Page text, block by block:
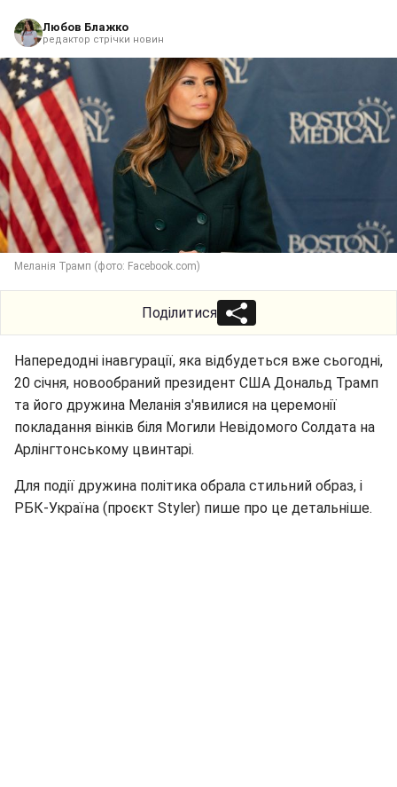
Любов Блажко
редактор стрічки новин
Меланія Трамп (фото: Facebook.com)
Поділитися
Напередодні інавгурації, яка відбудеться вже сьогодні,
20 січня, новообраний президент США Дональд Трамп
та його дружина Меланія з'явилися на церемонії
покладання вінків біля Могили Невідомого Солдата на
Арлінгтонському цвинтарі.
Для події дружина політика обрала стильний образ, і
РБК-Україна (проєкт Styler) пише про це детальніше.